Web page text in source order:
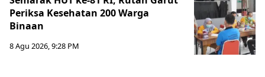
Periksa Kesehatan 200 Warga
Binaan
8 Agu 2026, 9:28 PM